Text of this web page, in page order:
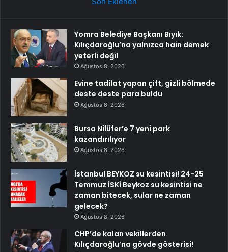
Yomra Belediye Başkanı Bıyık:
Kılıçdaroğlu’na yalnızca hain demek
yeterli değil
Ağustos 8, 2026
Evine tadilat yapan çift, gizli bölmede
deste deste para buldu
Ağustos 8, 2026
Bursa Nilüfer’e 7 yeni park
kazandırılıyor
Ağustos 8, 2026
İstanbul BEYKOZ su kesintisi! 24-25
Temmuz İSKİ Beykoz su kesintisi ne
zaman bitecek, sular ne zaman
gelecek?
Ağustos 8, 2026
CHP’de kalan vekillerden
Kılıçdaroğlu’na gövde gösterisi!